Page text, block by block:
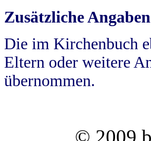
Zusätzliche
Die im Kirchenbuch
Eltern oder weitere
übernommen.